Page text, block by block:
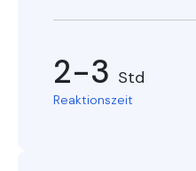
2-3 Std
Reaktionszeit